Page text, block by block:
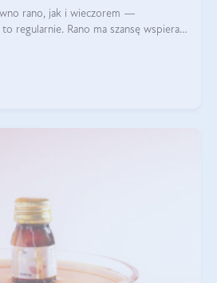
rano, jak i wieczorem —
regularnie. Rano ma szansę wspierać